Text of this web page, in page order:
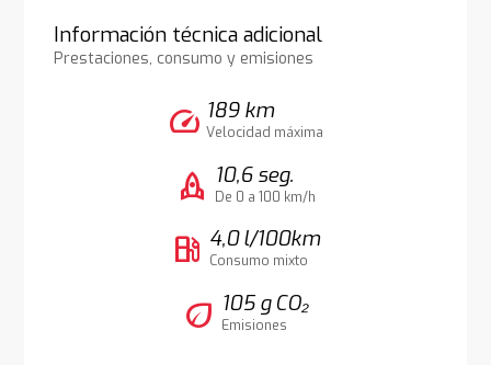
Información técnica adicional
Prestaciones, consumo y emisiones
speed 189 km
Velocidad máxima
rocket 10,6 seg.
De 0 a 100 km/h
local_gas_station 4,0 l/100km
Consumo mixto
eco 105 g CO₂
Emisiones